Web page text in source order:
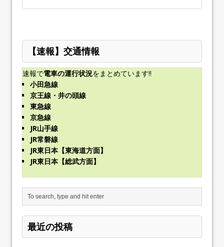
【速報】交通情報
速報で電車の運行状況をまとめています!!
小田急線
京王線・井の頭線
東急線
京急線
JR山手線
JR常磐線
JR東日本【東海道方面】
JR東日本【総武方面】
最近の投稿